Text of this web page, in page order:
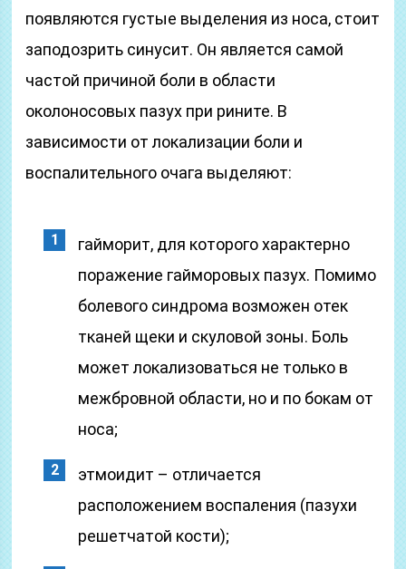
появляются густые выделения из носа, стоит
заподозрить синусит. Он является самой
частой причиной боли в области
околоносовых пазух при рините. В
зависимости от локализации боли и
воспалительного очага выделяют:
гайморит, для которого характерно
поражение гайморовых пазух. Помимо
болевого синдрома возможен отек
тканей щеки и скуловой зоны. Боль
может локализоваться не только в
межбровной области, но и по бокам от
носа;
этмоидит – отличается
расположением воспаления (пазухи
решетчатой кости);